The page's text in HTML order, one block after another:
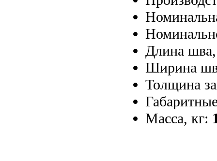
Длина
Ширина
Толщина
Масса, кг: